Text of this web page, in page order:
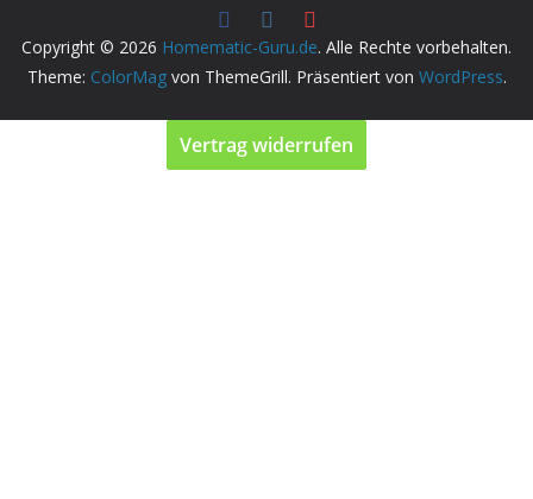
Copyright © 2026 Homematic-Guru.de. Alle Rechte vorbehalten.
Theme: ColorMagvon ThemeGrill. Präsentiert von WordPress.
Vertrag widerrufen